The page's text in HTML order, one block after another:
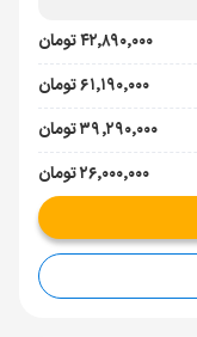
۴۲٬۸۹۰٬۰۰۰ تومان
۶۱٬۱۹۰٬۰۰۰ تومان
۳۹٬۲۹۰٬۰۰۰ تومان
۲۶٬۰۰۰٬۰۰۰ تومان